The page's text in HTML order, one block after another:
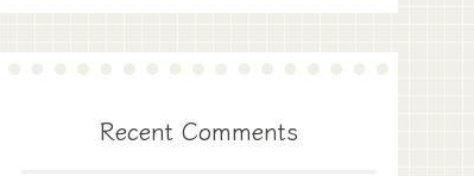
Recent Comments